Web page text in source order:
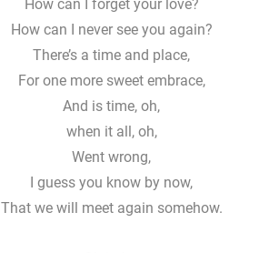
How can I forget your love?
How can I never see you again?
There’s a time and place,
For one more sweet embrace,
And is time, oh,
when it all, oh,
Went wrong,
I guess you know by now,
That we will meet again somehow.